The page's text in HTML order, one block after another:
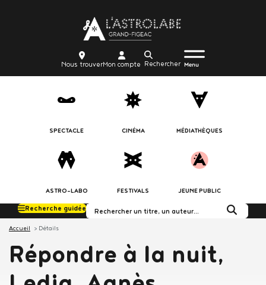
au
contenu
principal
Body
trouver
Nous trouvercompte
Mon compte
Recherche
Menu
burger
Body
icon_trigger
Menu
SPECTACLE CINÉMA MÉDIATHÈQUES
ASTRO-LABO FESTIVALS JEUNE PUBLIC
Rechercher dans le
Recherche guidée
Accueil Détails
Répondre à la nuit,